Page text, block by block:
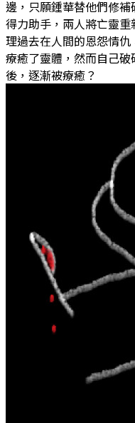
邊，只願鍾華替他們修
得力助手，兩人將亡靈
理過去在人間的恩怨情
療癒了靈體，然而自己
後，逐漸被療癒？